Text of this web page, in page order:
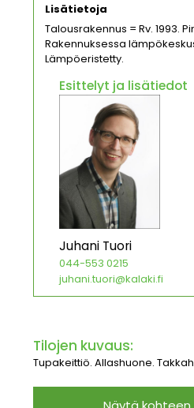
Lisätietoja
Talousrakennus = Rv. 1993.
Rakennuksessa
Lämpöeristetty.
Esittelyt ja lisätiedot
Juhani Tuori
044-553 0215
juhani.tuori@kalaki.fi
Tilojen kuvaus:
Tupakeittiö. Allashuone.